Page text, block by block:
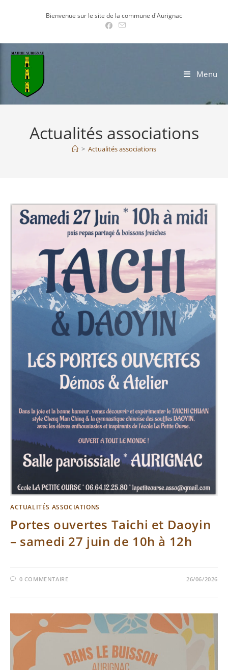
Bienvenue sur le site de la commune d'Aurignac
Menu
Actualités associations
> Actualités associations
ACTUALITÉS ASSOCIATIONS
Portes ouvertes Taichi et Daoyin
– samedi 27 juin de 10h à 12h
0 COMMENTAIRE 26/06/2026